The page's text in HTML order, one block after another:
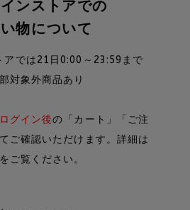
ンストアでの
物について
では21日0:00～23:59まで
対象外商品あり
ログイン後の「カート」「ご注
ご確認いただけます。詳細は
ご覧ください。